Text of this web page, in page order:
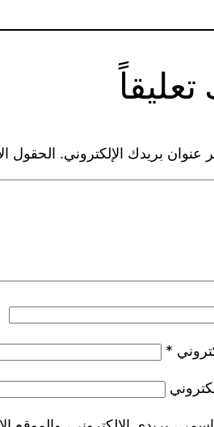
عنوان بريدك الإلكتروني. الحقول
*